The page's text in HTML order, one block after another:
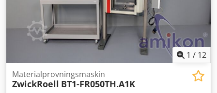
1 / 12
Materialprovningsmaskin
ZwickRoell BT1-FR050TH.A1K